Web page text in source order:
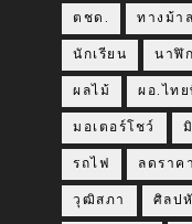
ตชด. ทางม้า
นักเรียน นาฬิ
ผลไม้ ผอ.ไทย
มอเตอร์โชว์
รถไฟ ลดราคา
วุฒิสภา ศิลป